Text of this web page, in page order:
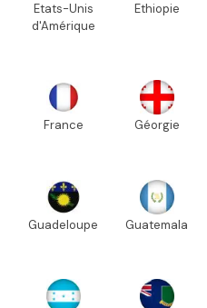
Etats-Unis
d'Amérique
Ethiopie
France Géorgie
Guadeloupe Guatemala